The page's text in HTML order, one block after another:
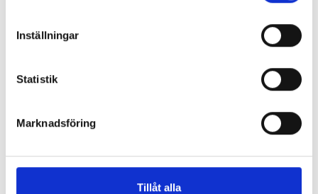
Inställningar
Statistik
Marknadsföring
Tillåt alla
Lönerna – redaktion för redaktion